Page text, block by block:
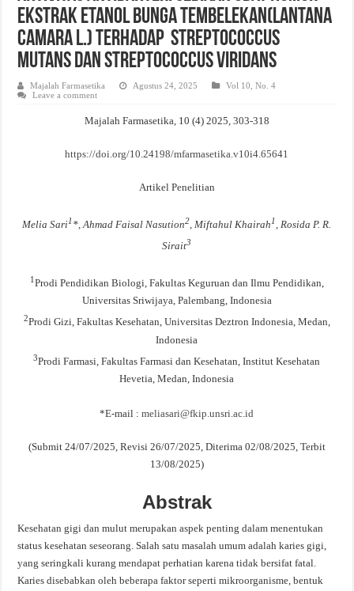
Evaluasi Kesesuaian Sistem Penyimpanan Obat, Suplemen, dan Kosmetik
Ekstrak Etanol Bunga Tembelekan(Lantana
Camara L.) Terhadap Streptococcus
Mutans Dan Streptococcus Viridans
Majalah Farmasetika Agustus 24, 2025
Vol 10, No. 4
Leave a comment
Majalah Farmasetika, 10 (4) 2025, 303-318
https://doi.org/10.24198/mfarmasetika.v10i4.65641
Artikel Penelitian
Melia Sari1 *, Ahmad Faisal Nasution2 , Miftahul Khairah1
, Rosida P. R.
Sirait3
1Prodi Pendidikan Biologi, Fakultas Keguruan dan Ilmu Pendidikan,
Universitas Sriwijaya, Palembang, Indonesia
2Prodi Gizi, Fakultas Kesehatan, Universitas Deztron Indonesia, Medan,
Indonesia
3Prodi Farmasi, Fakultas Farmasi dan Kesehatan, Institut Kesehatan
Hevetia, Medan, Indonesia
*E-mail :meliasari@fkip.unsri.ac.id
(Submit 24/07/2025, Revisi 26/07/2025, Diterima 02/08/2025, Terbit
13/08/2025)
Abstrak
Kesehatan gigi dan mulut merupakan aspek penting dalam menentukan
status kesehatan seseorang. Salah satu masalah umum adalah karies gigi,
yang seringkali kurang mendapat perhatian karena tidak bersifat fatal.
Karies disebabkan oleh beberapa faktor seperti mikroorganisme, bentuk